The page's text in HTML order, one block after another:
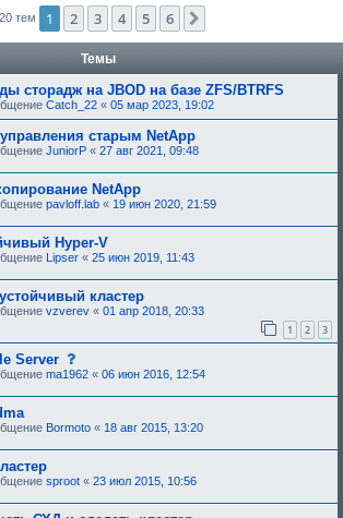
тем 1 2 3 4 5 6
Темы
сторадж на JBOD на базе ZFS/BTRFS
Catch_22 « 05 мар 2023, 19:02
старым NetApp
JuniorP « 27 авг 2021, 09:48
NetApp
pavloff.lab « 19 июн 2020, 21:59
Hyper-V
Lipser « 25 июн 2019, 11:43
кластер
vzverev « 01 апр 2018, 20:33
1 2 3
Server
о
о
б
е
н
и
т
р
ma1962 « 06 июн 2016, 12:54
Bormoto « 18 авг 2015, 13:20
sproot « 23 июл 2015, 10:56